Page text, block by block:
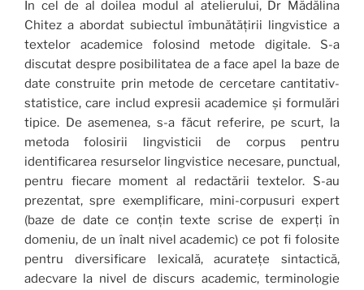
În cel de al doilea modul al atelierului, Dr Mădălina
Chitez a abordat subiectul îmbunătățirii lingvistice a
textelor academice folosind metode digitale. S-a
discutat despre posibilitatea de a face apel la baze de
date construite prin metode de cercetare cantitativ-
statistice, care includ expresii academice și formulări
tipice. De asemenea, s-a făcut referire, pe scurt, la
metoda folosirii lingvisticii de corpus pentru
identificarea resurselor lingvistice necesare, punctual,
pentru fiecare moment al redactării textelor. S-au
prezentat, spre exemplificare, mini-corpusuri expert
(baze de date ce conțin texte scrise de experți în
domeniu, de un înalt nivel academic) ce pot fi folosite
pentru diversificare lexicală, acuratețe sintactică,
adecvare la nivel de discurs academic, terminologie